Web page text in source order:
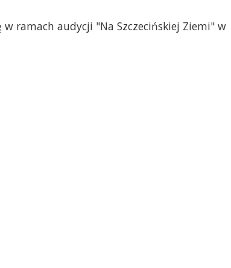
ramach audycji "Na Szczecińskiej Ziemi" w